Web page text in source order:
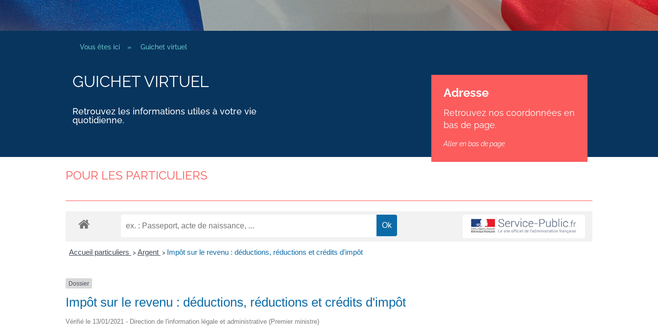
Vous êtes ici » Guichet virtuel
GUICHET VIRTUEL
Retrouvez les informations utiles à votre vie
quotidienne.
Adresse
Retrouvez nos coordonnées en
bas de page.
Aller en bas de page
POUR LES PARTICULIERS
Accueil particuliers > Argent > Impôt sur le revenu : déductions, réductions et crédits d'impôt
Dossier
Impôt sur le revenu : déductions, réductions et crédits d'impôt
Vérifié le 13/01/2021 - Direction de l'information légale et administrative (Premier ministre)